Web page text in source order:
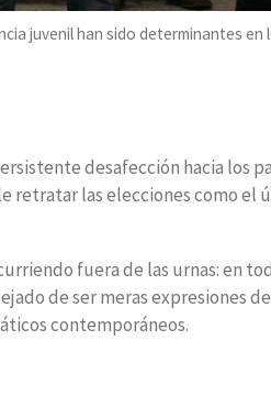
juvenil han sido determinantes
desafección hacia los
las elecciones como el
fuera de las urnas: en
de ser meras expresiones
contemporáneos.